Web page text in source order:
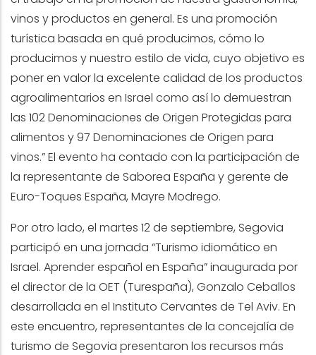
vinos y productos en general. Es una promoción
turística basada en qué producimos, cómo lo
producimos y nuestro estilo de vida, cuyo objetivo es
poner en valor la excelente calidad de los productos
agroalimentarios en Israel como así lo demuestran
las 102 Denominaciones de Origen Protegidas para
alimentos y 97 Denominaciones de Origen para
vinos.” El evento ha contado con la participación de
la representante de Saborea España y gerente de
Euro-Toques España, Mayre Modrego.
Por otro lado, el martes 12 de septiembre, Segovia
participó en una jornada “Turismo idiomático en
Israel. Aprender español en España” inaugurada por
el director de la OET (Turespaña), Gonzalo Ceballos
desarrollada en el Instituto Cervantes de Tel Aviv. En
este encuentro, representantes de la concejalía de
turismo de Segovia presentaron los recursos más